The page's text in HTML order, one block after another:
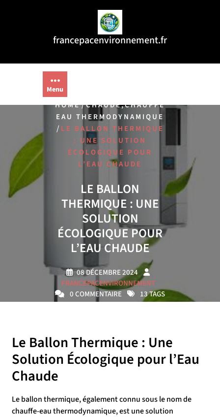
francepacenvironnement.fr
Menu
HOME/CHAUDE,CHAUFFE
EAU THERMODYNAMIQUE
/ LE BALLON THERMIQUE
: UNE SOLUTION
ÉCOLOGIQUE POUR
L’EAU CHAUDE
LE BALLON
THERMIQUE : UNE
SOLUTION
ÉCOLOGIQUE POUR
L’EAU CHAUDE
08 DÉCEMBRE 2024
FRANCEPACENVIRONNEMENT
0 COMMENTAIRE
13 TAGS
Le Ballon Thermique : Une
Solution Écologique pour l’Eau
Chaude
Le ballon thermique, également connu sous le nom de
chauffe-eau thermodynamique, est une solution